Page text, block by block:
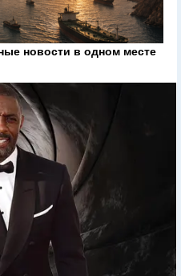
новости в одном месте